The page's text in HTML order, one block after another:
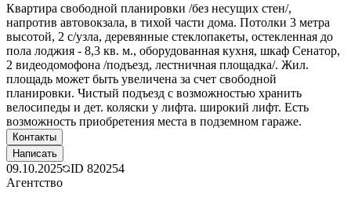
Квартира свободной планировки /без несущих стен/,
напротив автовокзала, в тихой части дома. Потолки 3 метра
высотой, 2 с/узла, деревянные стеклопакеты, остекленная до
пола лоджия - 8,3 кв. м., оборудованная кухня, шкаф Сенатор,
2 видеодомофона /подъезд, лестничная площадка/. Жил.
площадь может быть увеличена за счет свободной
планировки. Чистый подъезд с возможностью хранить
велосипеды и дет. коляски у лифта. широкий лифт. Есть
возможность приобретения места в подземном гараже.
Контакты
Написать
09.10.2025 ID 820254
Агентство